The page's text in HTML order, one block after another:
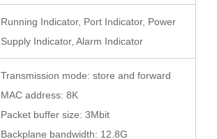
Running Indicator, Port Indicator, Power
Supply Indicator, Alarm Indicator
Transmission mode: store and forward
MAC address: 8K
Packet buffer size: 3Mbit
Backplane bandwidth: 12.8G